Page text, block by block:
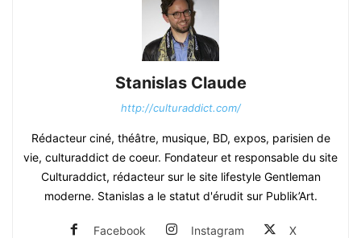
Stanislas Claude
http://culturaddict.com/
Rédacteur ciné, théâtre, musique, BD, expos, parisien de
vie, culturaddict de coeur. Fondateur et responsable du site
Culturaddict, rédacteur sur le site lifestyle Gentleman
moderne. Stanislas a le statut d'érudit sur Publik’Art.
Facebook Instagram X